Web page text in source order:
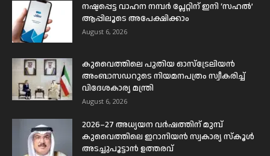
നഷ്ടപ്പെട്ട വാഹന നമ്പർ പ്ലേറ്റിന് ഇനി ‘സഹൽ’
ആപ്പിലൂടെ അപേക്ഷിക്കാം
August 6, 2026
കുവൈത്തിലെ പുതിയ ഓസ്ട്രേലിയൻ
അംബാസഡറുടെ നിയമനപത്രം സ്വീകരിച്ച്
വിദേശകാര്യ മന്ത്രി
August 6, 2026
2026–27 അധ്യയന വർഷത്തിന് മുമ്പ്
കുവൈത്തിലെ ഇറാനിയൻ സ്വകാര്യ സ്കൂൾ
അടച്ചുപൂട്ടാൻ ഉത്തരവ്